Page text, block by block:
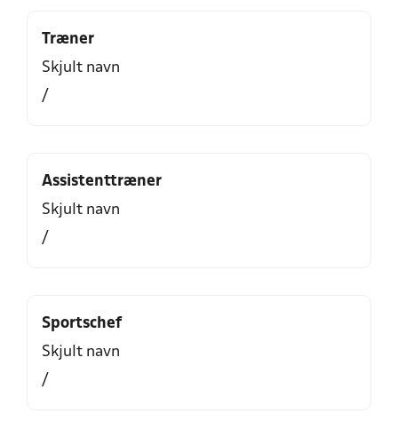
Træner
Skjult navn
/
Assistenttræner
Skjult navn
/
Sportschef
Skjult navn
/